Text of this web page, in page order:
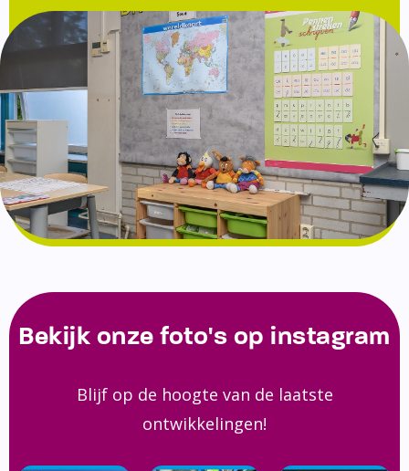
Bekijk onze foto's op instagram
Blijf op de hoogte van de laatste
ontwikkelingen!